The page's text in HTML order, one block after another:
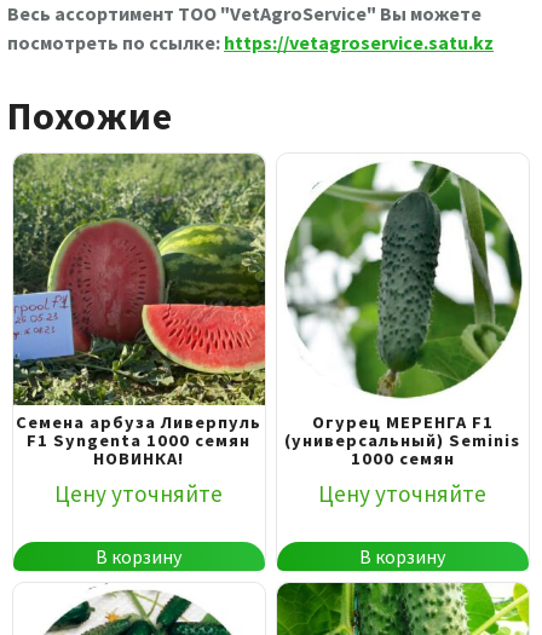
Весь ассортимент ТОО "VetAgroService" Вы можете
посмотреть по ссылке: https://vetagroservice.satu.kz
Похожие
Семена арбуза Ливерпуль
F1 Syngenta 1000 семян
НОВИНКА!
Цену уточняйте
В корзину
Огурец МЕРЕНГА F1
(универсальный) Seminis
1000 семян
Цену уточняйте
В корзину